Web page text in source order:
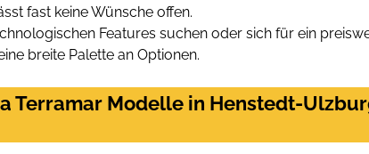
fast keine Wünsche offen.
Features suchen oder sich für ein
breite Palette an Optionen.
Terramar Modelle in Henstedt-